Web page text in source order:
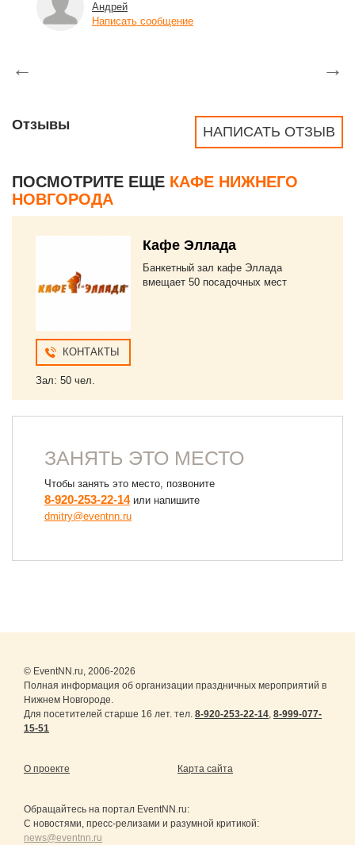
Андрей
Написать сообщение
← →
НАПИСАТЬ ОТЗЫВ
Отзывы
ПОСМОТРИТЕ ЕЩЕ КАФЕ НИЖНЕГО
НОВГОРОДА
КОНТАКТЫ
Зал: 50 чел.
Кафе Эллада
Банкетный зал кафе Эллада
вмещает 50 посадочных мест
ЗАНЯТЬ ЭТО МЕСТО
Чтобы занять это место, позвоните
8-920-253-22-14или напишите
dmitry@eventnn.ru
© EventNN.ru, 2006-2026
Полная информация об организации праздничных мероприятий в
Нижнем Новгороде.
Для посетителей старше 16 лет. тел. 8-920-253-22-14, 8-999-077-
15-51
О проекте Карта сайта
Обращайтесь на портал EventNN.ru:
С новостями, пресс-релизами и разумной критикой:
news@eventnn.ru